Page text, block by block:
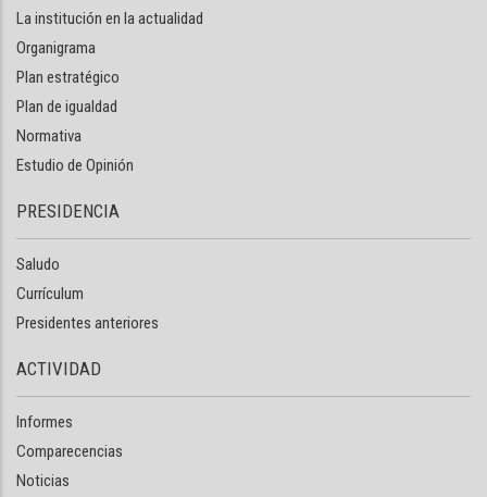
La institución en la actualidad
Organigrama
Plan estratégico
Plan de igualdad
Normativa
Estudio de Opinión
PRESIDENCIA
Saludo
Currículum
Presidentes anteriores
ACTIVIDAD
Informes
Comparecencias
Noticias